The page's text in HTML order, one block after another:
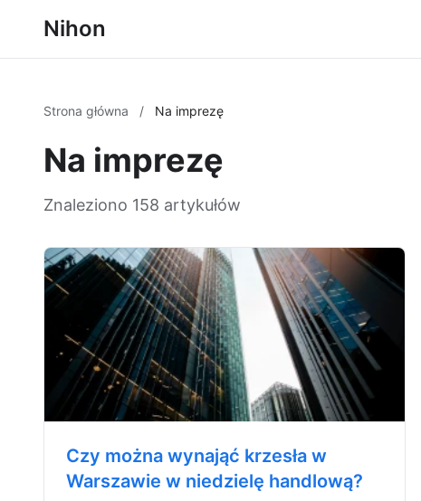
Nihon
Strona główna / Na imprezę
Na imprezę
Znaleziono 158 artykułów
Czy można wynająć krzesła w
Warszawie w niedzielę handlową?